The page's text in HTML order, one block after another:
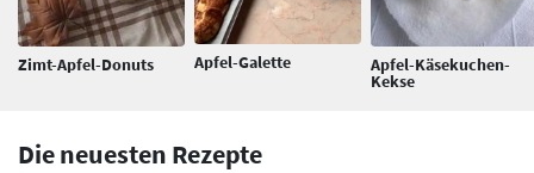
Zimt-Apfel-Donuts Apfel-Galette Apfel-Käsekuchen-
Kekse
Die neuesten Rezepte